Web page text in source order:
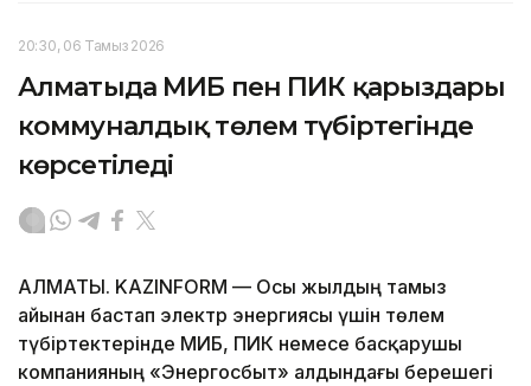
20:30, 06 Тамыз 2026
Алматыда МИБ пен ПИК қарыздары
коммуналдық төлем түбіртегінде
көрсетіледі
АЛМАТЫ. KAZINFORM — Осы жылдың тамыз
айынан бастап электр энергиясы үшін төлем
түбіртектерінде МИБ, ПИК немесе басқарушы
компанияның «Энергосбыт» алдындағы берешегі